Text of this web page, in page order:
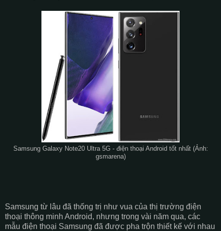
Samsung Galaxy Note20 Ultra 5G - điện thoại Android tốt nhất (Ảnh:
gsmarena)
Samsung từ lâu đã thống trị như vua của thị trường điện
thoại thông minh Android, nhưng trong vài năm qua, các
mẫu điện thoại Samsung đã được pha trộn thiết kế với nhau